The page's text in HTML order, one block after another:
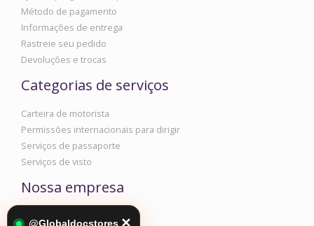
Método de pagamento
Informações de entrega
Rastreie seu pedido
Devoluções e trocas
Categorias de serviços
Carteira de motorista
Permissões internacionais para dirigir
Serviços de passaporte
Serviços de visto
Nossa empresa
Informações corporativas
@Globaldocstores ✕